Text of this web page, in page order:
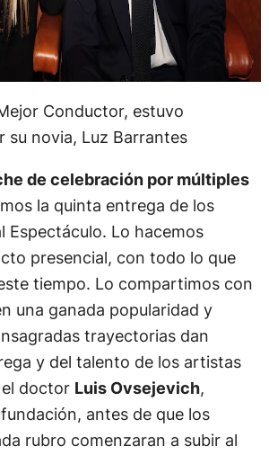
Conductor, estuvo
su novia, Luz Barrantes
de celebración por múltiples
la quinta entrega de los
Espectáculo. Lo hacemos
presencial, con todo lo que
tiempo. Lo compartimos con
una ganada popularidad y
trayectorias dan
y del talento de los artistas
el doctor Luis Ovsejevich,
antes de que los
rubro comenzaran a subir al